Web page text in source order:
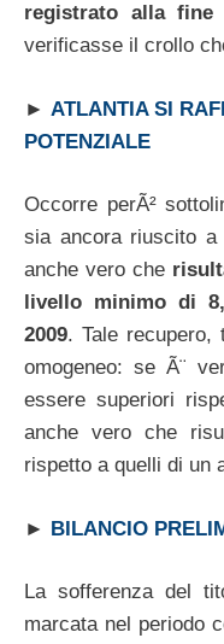
registrato alla fine
verificasse il crollo
► ATLANTIA SI
POTENZIALE
Occorre perÃ²
sia ancora riuscito a
anche vero che
livello minimo di
2009. Tale recupero,
omogeneo: se Ã¨
essere superiori
anche vero che
rispetto a quelli di un
► BILANCIO
La sofferenza del
marcata nel periodo